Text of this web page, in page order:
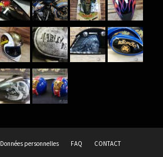
Données personnelles FAQ CONTACT